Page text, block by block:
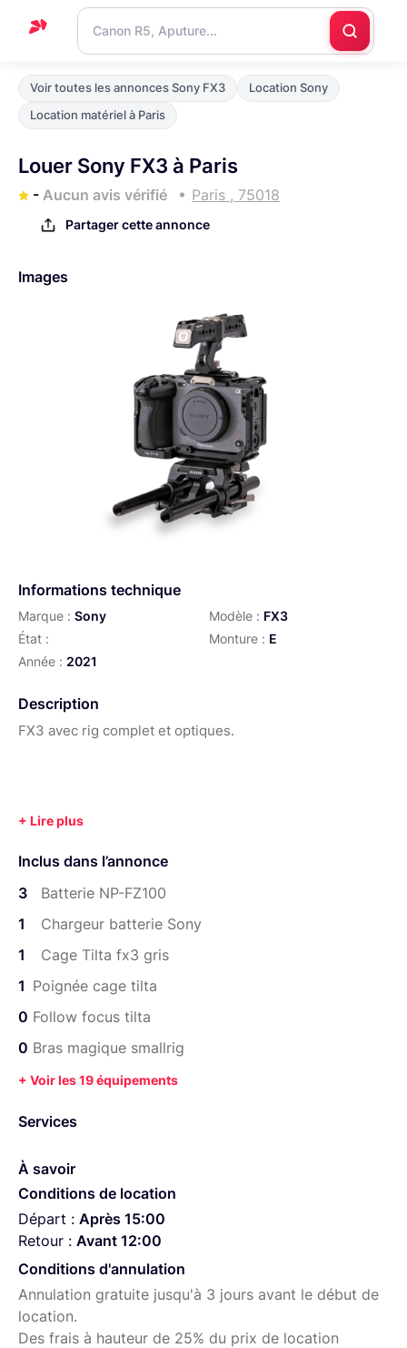
Accueil
Support
contacter
Voir toutes les annonces Sony FX3
Location Sony
Location matériel à Paris
Louer Sony FX3 à Paris
- Aucun avis vérifié Paris , 75018
Partager cette annonce
Images
Informations technique
Marque : Sony Modèle : FX3
État :
Monture : E
Année : 2021
Description
FX3 avec rig complet et optiques.
Inclus dans l’annonce
3
Batterie NP-FZ100
1
Chargeur batterie Sony
1
Cage Tilta fx3 gris
1 Poignée cage tilta
0 Follow focus tilta
0 Bras magique smallrig
+ Voir les 19 équipements
Services
À savoir
Conditions de location
Départ : Après 15:00
Retour : Avant 12:00
Conditions d'annulation
Annulation gratuite jusqu'à 3 jours avant le début de
location.
Des frais à hauteur de 25% du prix de location